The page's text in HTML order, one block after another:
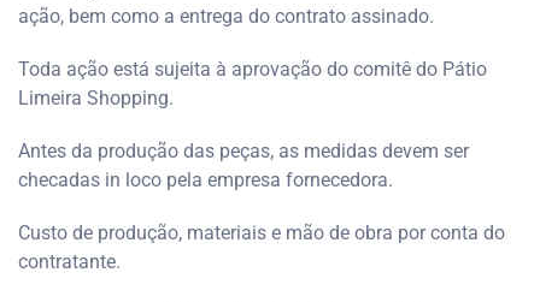
ação, bem como a entrega do contrato assinado.
Toda ação está sujeita à aprovação do comitê do Pátio
Limeira Shopping.
Antes da produção das peças, as medidas devem ser
checadas in loco pela empresa fornecedora.
Custo de produção, materiais e mão de obra por conta do
contratante.